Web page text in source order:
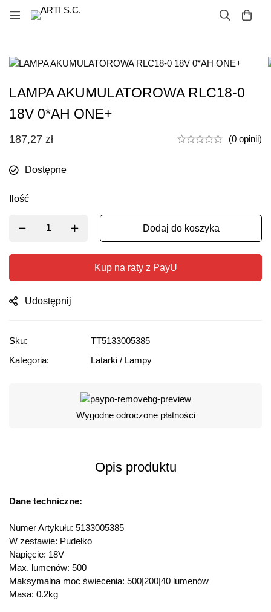
LAMPA AKUMULATOROWA RLC18-0
18V 0*AH ONE+
187,27 zł (0 opinii)
Dostępne
Ilość
Dodaj do koszyka
Kup na raty z PayU
Udostępnij
Sku:
TT5133005385
Kategoria:
Latarki / Lampy
Wygodne odroczone płatności
Opis produktu
Dane techniczne:
Numer Artykułu: 5133005385
W zestawie: Pudełko
Napięcie: 18V
Max. lumenów: 500
Maksymalna moc świecenia: 500|200|40 lumenów
Masa: 0.2kg